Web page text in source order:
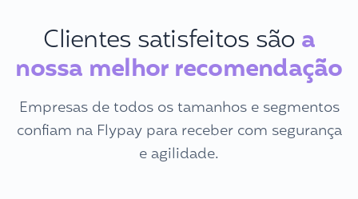
Clientes satisfeitos sãoa
nossa melhor recomendação
Empresas de todos os tamanhos e segmentos
confiam na Flypay para receber com segurança
e agilidade.